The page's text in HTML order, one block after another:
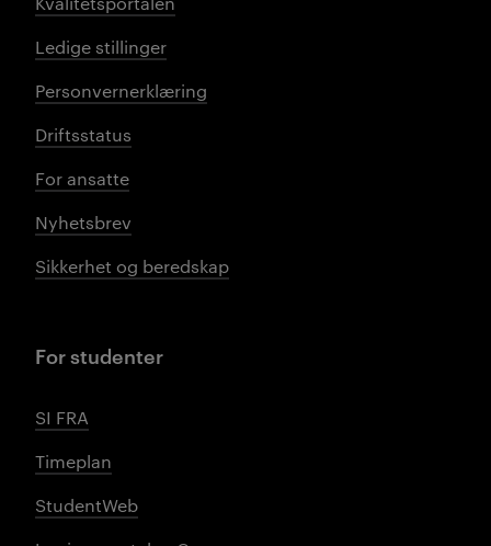
Ledige stillinger
Personvernerklæring
Driftsstatus
For ansatte
Nyhetsbrev
Sikkerhet og beredskap
For studenter
SI FRA
Timeplan
StudentWeb